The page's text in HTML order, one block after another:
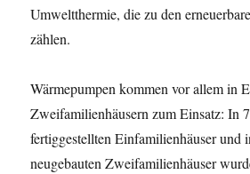
Umweltthermie, die zu den
zählen.
Wärmepumpen kommen vor allem in
Zweifamilienhäusern zum Einsatz: In
fertiggestellten Einfamilienhäuser und
neugebauten Zweifamilienhäuser